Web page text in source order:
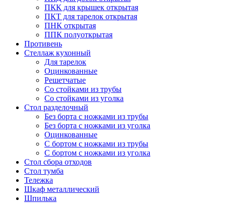
ПКК для крышек открытая
ПКТ для тарелок открытая
ПНК открытая
ППК полуоткрытая
Противень
Стеллаж кухонный
Для тарелок
Оцинкованные
Решетчатые
Со стойками из трубы
Со стойками из уголка
Стол разделочный
Без борта с ножками из трубы
Без борта с ножками из уголка
Оцинкованные
С бортом с ножками из трубы
С бортом с ножками из уголка
Стол сбора отходов
Стол тумба
Тележка
Шкаф металлический
Шпилька